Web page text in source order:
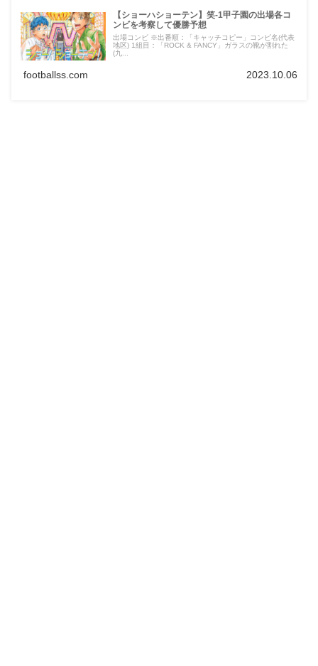
【ショーハショーテン】笑-1甲子園の出場各コ
ンビを考察して優勝予想
出場コンビ ※出番順：「キャッチコピー」コンビ名(代表
地区) 1組目：「ROCK & FANCY」ガラスの靴が割れた
(九...
footballss.com 2023.10.06